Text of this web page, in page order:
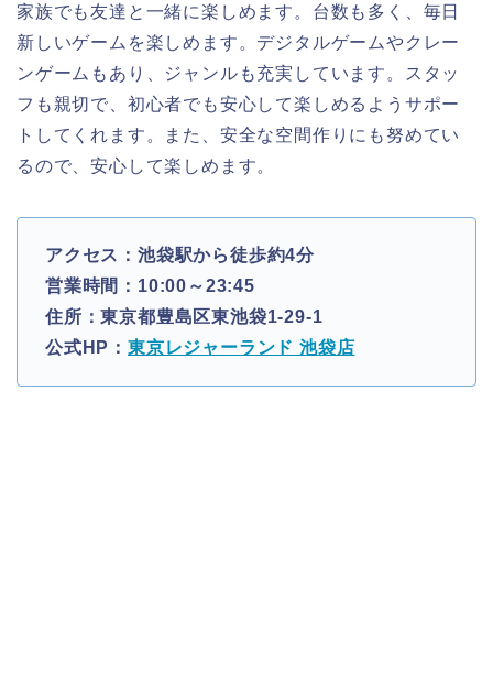
家族でも友達と一緒に楽しめます。台数も多く、毎日
新しいゲームを楽しめます。デジタルゲームやクレー
ンゲームもあり、ジャンルも充実しています。スタッ
フも親切で、初心者でも安心して楽しめるようサポー
トしてくれます。また、安全な空間作りにも努めてい
るので、安心して楽しめます。
アクセス：池袋駅から徒歩約4分
営業時間：10:00～23:45
住所：東京都豊島区東池袋1-29-1
公式HP： 東京レジャーランド 池袋店